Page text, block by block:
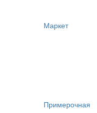
Маркет
Примерочная